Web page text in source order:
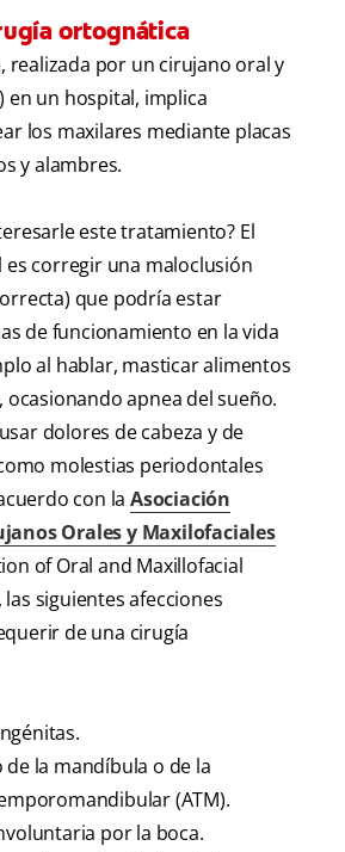
ortognática
realizada por un cirujano oral y
en un hospital, implica
los maxilares mediante placas
y alambres.
este tratamiento? El
corregir una maloclusión
que podría estar
de funcionamiento en la vida
al hablar, masticar alimentos
apnea del sueño.
dolores de cabeza y de
molestias periodontales
con laAsociación
Orales y Maxilofaciales
of Oral and Maxillofacial
las siguientes afecciones
de una cirugía
la mandíbula o de la
(ATM).
por la boca.